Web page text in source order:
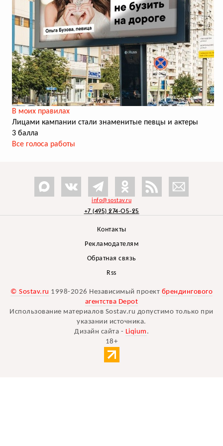
В моих правилах
Лицами кампании стали знаменитые певцы и актеры
3 балла
Все голоса работы
info@sostav.ru
+7 (495) 274-05-25
Контакты
Рекламодателям
Обратная связь
Rss
© Sostav.ru 1998-2026 Независимый проект брендингового
агентства Depot
Использование материалов Sostav.ru допустимо только при
указании источника.
Дизайн сайта - Liqium .
18+